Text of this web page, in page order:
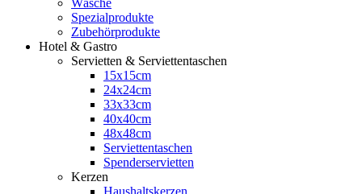
Wäsche
Spezialprodukte
Zubehörprodukte
Hotel & Gastro
Servietten & Serviettentaschen
15x15cm
24x24cm
33x33cm
40x40cm
48x48cm
Serviettentaschen
Spenderservietten
Kerzen
Haushaltskerzen